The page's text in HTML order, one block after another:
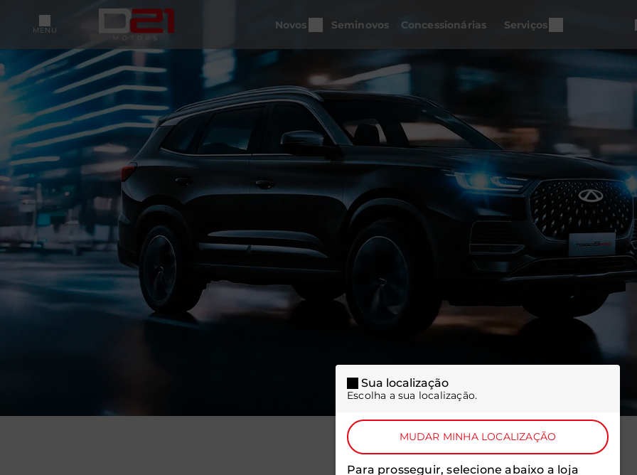
MENU Novos Seminovos Concessionárias Serviços
Sua localização
Escolha a sua localização.
MUDAR MINHA LOCALIZAÇÃO
Para prosseguir, selecione abaixo a loja